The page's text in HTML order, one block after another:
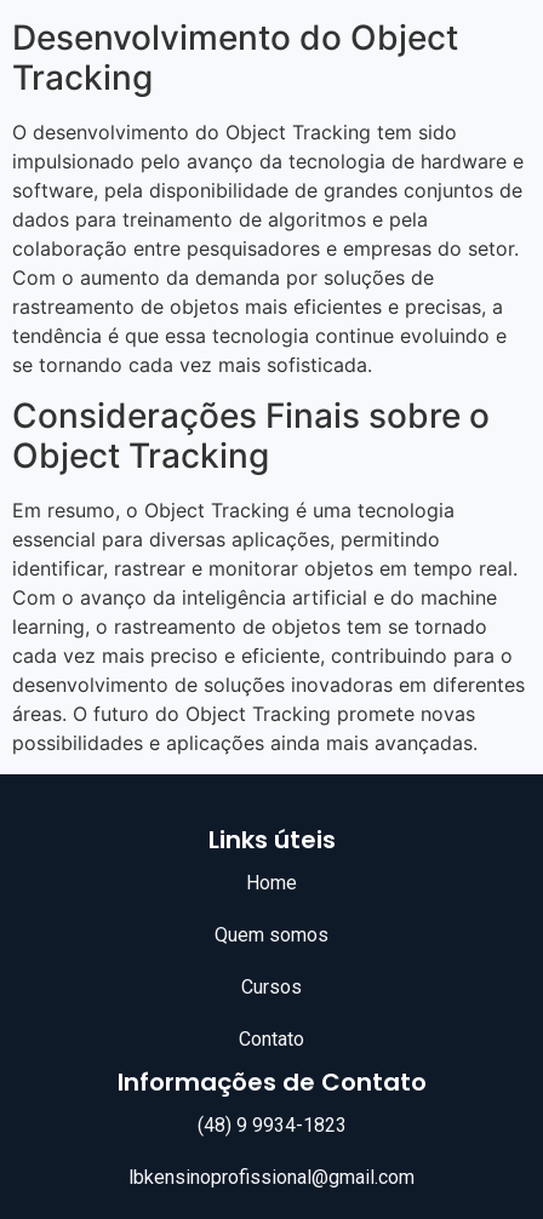
Desenvolvimento do Object
Tracking
O desenvolvimento do Object Tracking tem sido
impulsionado pelo avanço da tecnologia de hardware e
software, pela disponibilidade de grandes conjuntos de
dados para treinamento de algoritmos e pela
colaboração entre pesquisadores e empresas do setor.
Com o aumento da demanda por soluções de
rastreamento de objetos mais eficientes e precisas, a
tendência é que essa tecnologia continue evoluindo e
se tornando cada vez mais sofisticada.
Considerações Finais sobre o
Object Tracking
Em resumo, o Object Tracking é uma tecnologia
essencial para diversas aplicações, permitindo
identificar, rastrear e monitorar objetos em tempo real.
Com o avanço da inteligência artificial e do machine
learning, o rastreamento de objetos tem se tornado
cada vez mais preciso e eficiente, contribuindo para o
desenvolvimento de soluções inovadoras em diferentes
áreas. O futuro do Object Tracking promete novas
possibilidades e aplicações ainda mais avançadas.
Links úteis
Home
Quem somos
Cursos
Contato
Informações de Contato
(48) 9 9934-1823
lbkensinoprofissional@gmail.com